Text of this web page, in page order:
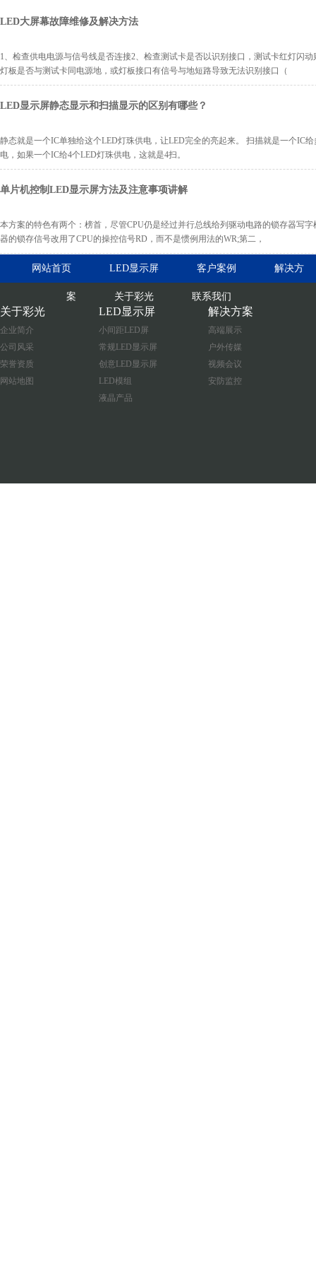
LED大屏幕故障维修及解决方法
1、检查供电电源与信号线是否连接2、检查测试卡是否以识别接口，测试卡红灯闪
灯板是否与测试卡同电源地，或灯板接口有信号与地短路导致无法识别接口（
LED显示屏静态显示和扫描显示的区别有哪些？
静态就是一个IC单独给这个LED灯珠供电，让LED完全的亮起来。 扫描就是一个IC
电，如果一个IC给4个LED灯珠供电，这就是4扫。
单片机控制LED显示屏方法及注意事项讲解
本方案的特色有两个：榜首，尽管CPU仍是经过并行总线给列驱动电路的锁存器写
器的锁存信号改用了CPU的操控信号RD，而不是惯例用法的WR;第二，
网站首页 LED显示屏 客户案例 解决方
案 关于彩光 联系我们
关于彩光
企业简介
公司风采
荣誉资质
网站地图
LED显示屏
小间距LED屏
常规LED显示屏
创意LED显示屏
LED模组
液晶产品
解决方案
高端展示
户外传媒
视频会议
安防监控